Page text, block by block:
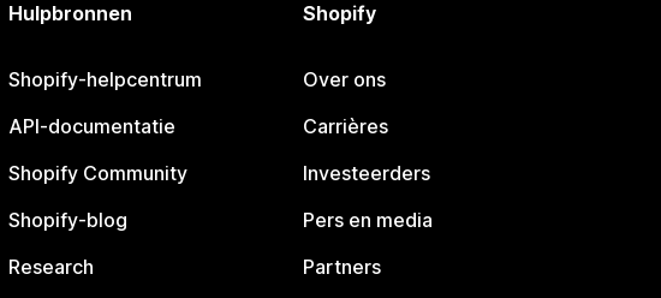
Hulpbronnen
Shopify-helpcentrum
API-documentatie
Shopify Community
Shopify-blog
Research
Shopify
Over ons
Carrières
Investeerders
Pers en media
Partners